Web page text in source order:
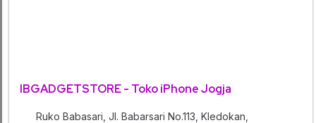
IBGADGETSTORE - Toko iPhone Jogja
Ruko Babasari, Jl. Babarsari No.113, Kledokan,